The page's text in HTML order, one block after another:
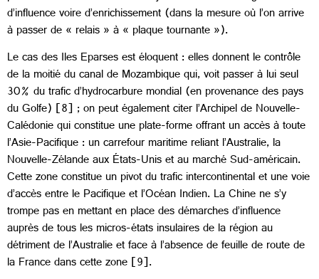
d’influence voire d’enrichissement (dans la mesure où l’on arrive
à passer de « relais » à « plaque tournante »).
Le cas des Iles Eparses est éloquent : elles donnent le contrôle
de la moitié du canal de Mozambique qui, voit passer à lui seul
30% du trafic d’hydrocarbure mondial (en provenance des pays
du Golfe) [8] ; on peut également citer l’Archipel de Nouvelle-
Calédonie qui constitue une plate-forme offrant un accès à toute
l’Asie-Pacifique : un carrefour maritime reliant l’Australie, la
Nouvelle-Zélande aux États-Unis et au marché Sud-américain.
Cette zone constitue un pivot du trafic intercontinental et une voie
d’accès entre le Pacifique et l’Océan Indien. La Chine ne s’y
trompe pas en mettant en place des démarches d’influence
auprès de tous les micros-états insulaires de la région au
détriment de l’Australie et face à l’absence de feuille de route de
la France dans cette zone [9].